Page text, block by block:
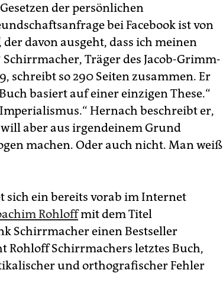
der persönlichen
bei Facebook ist von
davon ausgeht, dass ich meinen
Träger des Jacob-Grimm-
schreibt so 290 Seiten zusammen. Er
basiert auf einer einzigen These.“
Hernach beschreibt er,
aber aus irgendeinem Grund
machen. Oder auch nicht. Man weiß
sich ein bereits vorab im Internet
Rohloffmit dem Titel
Schirrmacher einen Bestseller
Rohloff Schirrmachers letztes Buch,
und orthografischer Fehler